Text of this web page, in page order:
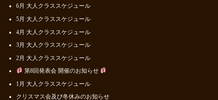
6月 大人クラススケジュール
5月 大人クラススケジュール
4月 大人クラススケジュール
3月 大人クラススケジュール
2月 大人クラススケジュール
第8回発表会 開催のお知らせ
1月 大人クラススケジュール
クリスマス会及び冬休みのお知らせ